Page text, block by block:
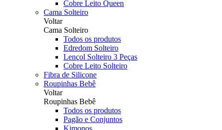
Cobre Leito Queen
Cama Solteiro
Voltar
Cama Solteiro
Todos os produtos
Edredom Solteiro
Lençol Solteiro 3 Peças
Cobre Leito Solteiro
Fibra de Silicone
Roupinhas Bebê
Voltar
Roupinhas Bebê
Todos os produtos
Pagão e Conjuntos
Kimonos